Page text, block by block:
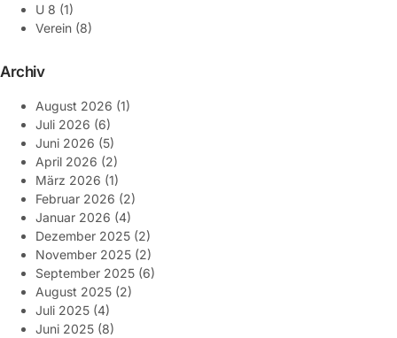
U 8 (1)
Verein (8)
Archiv
August 2026 (1)
Juli 2026 (6)
Juni 2026 (5)
April 2026 (2)
März 2026 (1)
Februar 2026 (2)
Januar 2026 (4)
Dezember 2025 (2)
November 2025 (2)
September 2025 (6)
August 2025 (2)
Juli 2025 (4)
Juni 2025 (8)